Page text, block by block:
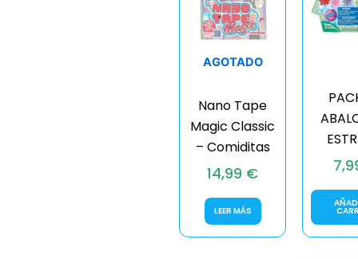
AGOTADO
Nano Tape
Magic Classic
– Comiditas
14,99 €
LEER MÁS